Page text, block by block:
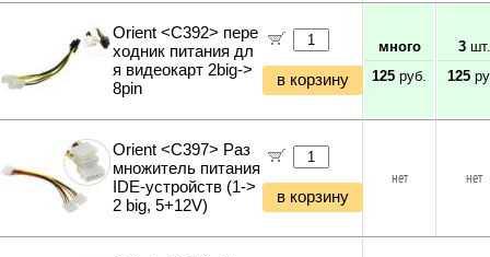
Orient <C392> пере
ходник питания дл
я видеокарт 2big->
8pin
в корзину
много
125 руб.
3шт.
125
Orient <C397> Раз
множитель питания
IDE-устройств (1->
2 big, 5+12V)
в корзину
нет нет